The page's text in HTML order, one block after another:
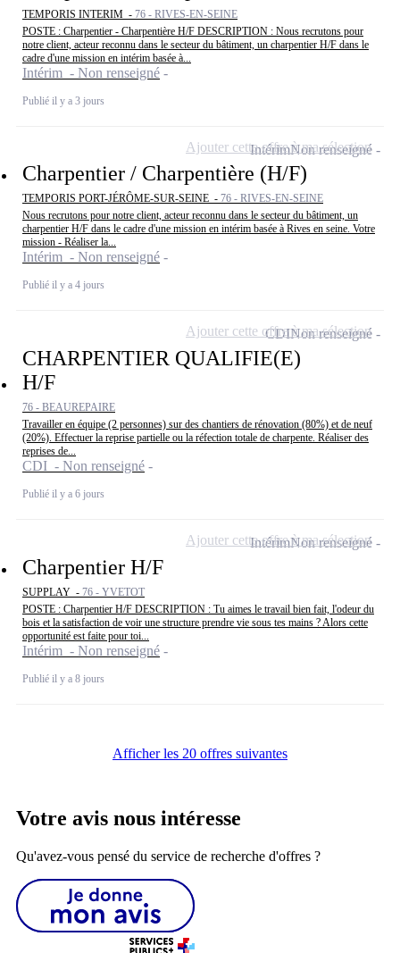
TEMPORIS INTERIM - 76 - RIVES-EN-SEINE
POSTE : Charpentier - Charpentière H/F DESCRIPTION : Nous recrutons pour
notre client, acteur reconnu dans le secteur du bâtiment, un charpentier H/F dans le
cadre d'une mission en intérim basée à...
Intérim - Non renseigné
Publié il y a 3 jours
Charpentier / Charpentière (H/F)
TEMPORIS PORT-JÉRÔME-SUR-SEINE - 76 - RIVES-EN-SEINE
Nous recrutons pour notre client, acteur reconnu dans le secteur du bâtiment, un
charpentier H/F dans le cadre d'une mission en intérim basée à Rives en seine. Votre
mission - Réaliser la...
Intérim - Non renseigné
Publié il y a 4 jours
IntérimNon renseigné
Ajouter cette offre à ma sélection
CHARPENTIER QUALIFIE(E)
H/F
76 - BEAUREPAIRE
Travailler en équipe (2 personnes) sur des chantiers de rénovation (80%) et de neuf
(20%). Effectuer la reprise partielle ou la réfection totale de charpente. Réaliser des
reprises de...
CDI - Non renseigné
Publié il y a 6 jours
CDINon renseigné
Ajouter cette offre à ma sélection
Charpentier H/F
SUPPLAY - 76 - YVETOT
POSTE : Charpentier H/F DESCRIPTION : Tu aimes le travail bien fait, l'odeur du
bois et la satisfaction de voir une structure prendre vie sous tes mains ? Alors cette
opportunité est faite pour toi...
Intérim - Non renseigné
Publié il y a 8 jours
IntérimNon renseigné
Ajouter cette offre à ma sélection
Afficher les 20 offres suivantes
Votre avis nous intéresse
Qu'avez-vous pensé du service de recherche d'offres ?